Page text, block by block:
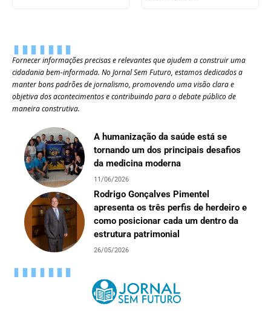
Fornecer informações precisas e relevantes que ajudem a construir uma
cidadania bem-informada. No Jornal Sem Futuro, estamos dedicados a
manter bons padrões de jornalismo, promovendo uma visão clara e
objetiva dos acontecimentos e contribuindo para o debate público de
maneira construtiva.
A humanização da saúde está se
tornando um dos principais desafios
da medicina moderna
11/06/2026
Rodrigo Gonçalves Pimentel
apresenta os três perfis de herdeiro e
como posicionar cada um dentro da
estrutura patrimonial
26/05/2026